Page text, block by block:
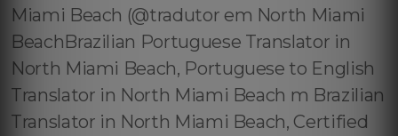
Miami Beach (@tradutor em North Miami
BeachBrazilian Portuguese Translator in
North Miami Beach, Portuguese to English
Translator in North Miami Beach m Brazilian
Translator in North Miami Beach, Certified